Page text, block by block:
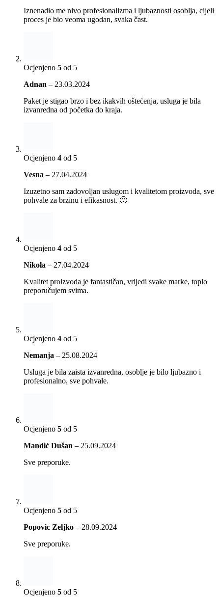
Iznenadio me nivo profesionalizma i ljubaznosti osoblja, cijeli
proces je bio veoma ugodan, svaka čast.
Ocjenjeno 5 od 5
Adnan – 23.03.2024
Paket je stigao brzo i bez ikakvih oštećenja, usluga je bila
izvanredna od početka do kraja.
Ocjenjeno 4 od 5
Vesna – 27.04.2024
Izuzetno sam zadovoljan uslugom i kvalitetom proizvoda, sve
pohvale za brzinu i efikasnost. 🙂
Ocjenjeno 4 od 5
Nikola – 27.04.2024
Kvalitet proizvoda je fantastičan, vrijedi svake marke, toplo
preporučujem svima.
Ocjenjeno 4 od 5
Nemanja – 25.08.2024
Usluga je bila zaista izvanredna, osoblje je bilo ljubazno i
profesionalno, sve pohvale.
Ocjenjeno 5 od 5
Mandić Dušan – 25.09.2024
Sve preporuke.
Ocjenjeno 5 od 5
Popovic Zeljko – 28.09.2024
Sve preporuke.
Ocjenjeno 5 od 5